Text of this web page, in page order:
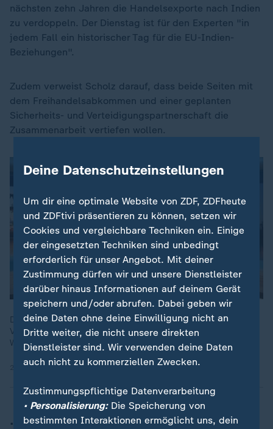
nächsten zehn Jahren die Handelsexporte nach Indien
zu verdoppeln. Der Dienstag ist für den Experten "in
jedem Fall ein historischer Tag für die EU-Indien-
Beziehungen".
Zudem verweist Scholz darauf, dass beide Seiten mit
dem Freihandelsabkommen und einer geplanten
Sicherheits- und Verteidigungspartnerschaft die
Zusammenarbeit vertiefen wollen.
Die EU und Indien haben in Neu-Delhi nach jahrzehntelangen
Verhandlungen ein Freihandelsabkommen beschlossen. ZDF-
Wirtschaftsexperte Florian Neuhann mit einer Einschätzung.
27.01.2026 | 1:22 min
… was das Handelsabkommen
Deine Datenschutzeinstellungen
Um dir eine optimale Website von ZDF, ZDFheute
und ZDFtivi präsentieren zu können, setzen wir
Cookies und vergleichbare Techniken ein. Einige
der eingesetzten Techniken sind unbedingt
erforderlich für unser Angebot. Mit deiner
Zustimmung dürfen wir und unsere Dienstleister
darüber hinaus Informationen auf deinem Gerät
speichern und/oder abrufen. Dabei geben wir
deine Daten ohne deine Einwilligung nicht an
Dritte weiter, die nicht unsere direkten
Dienstleister sind. Wir verwenden deine Daten
auch nicht zu kommerziellen Zwecken.
Zustimmungspflichtige Datenverarbeitung
• Personalisierung:Die Speicherung von
bestimmten Interaktionen ermöglicht uns, dein